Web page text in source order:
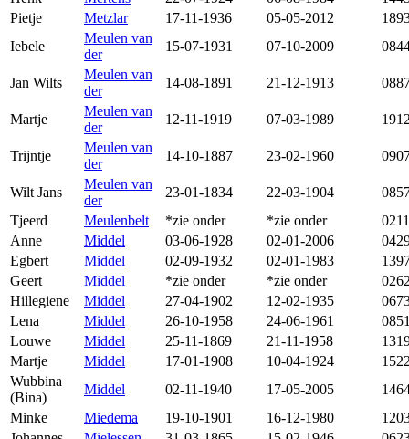
Pietje
Metzlar 17-11-1936 05-05-2012
Iebele
Meulen van
der
15-07-1931 07-10-2009
Jan Wilts
Meulen van
der
14-08-1891 21-12-1913
Martje
Meulen van
der
12-11-1919 07-03-1989
Trijntje
Meulen van
der
14-10-1887 23-02-1960
Wilt Jans
Meulen van
der
23-01-1834 22-03-1904
Tjeerd
Meulenbelt *zie onder *zie onder
0211
Anne
Middel 03-06-1928 02-01-2006
Egbert
Middel 02-09-1932 02-01-1983
Geert
Middel *zie onder *zie onder
Hillegiene
Middel 27-04-1902 12-02-1935
Lena
Middel 26-10-1958 24-06-1961
Louwe
Middel 25-11-1869 21-11-1958
Martje
Middel 17-01-1908 10-04-1924
Wubbina
(Bina)
Middel 02-11-1940 17-05-2005
Minke
Miedema 19-10-1901 16-12-1980